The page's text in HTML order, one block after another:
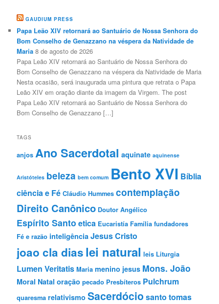
GAUDIUM PRESS
Papa Leão XIV retornará ao Santuário de Nossa Senhora do
Bom Conselho de Genazzano na véspera da Natividade de
Maria 8 de agosto de 2026
Papa Leão XIV retornará ao Santuário de Nossa Senhora do
Bom Conselho de Genazzano na véspera da Natividade de Maria
Nesta ocasião, será inaugurada uma pintura que retrata o Papa
Leão XIV em oração diante da imagem da Virgem. The post
Papa Leão XIV retornará ao Santuário de Nossa Senhora do
Bom Conselho de Genazzano […]
TAGS
anjos Ano Sacerdotal aquinate aquinense
Aristóteles beleza bem comum Bento XVI Bíblia
ciência e Fé Cláudio Hummes contemplação
Direito Canônico Doutor Angélico
Espírito Santo etica Eucaristía Família fundadores
Fé e razão inteligência Jesus Cristo
joao cla diaslei natural leis Liturgia
Lumen Veritatis Maria menino jesus Mons. João
Moral Natal oração pecado Presbíteros Pulchrum
quaresma relativismo Sacerdócio santo tomas